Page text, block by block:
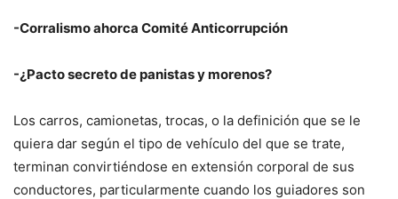
-Corralismo ahorca Comité Anticorrupción
-¿Pacto secreto de panistas y morenos?
Los carros, camionetas, trocas, o la definición que se le
quiera dar según el tipo de vehículo del que se trate,
terminan convirtiéndose en extensión corporal de sus
conductores, particularmente cuando los guiadores son